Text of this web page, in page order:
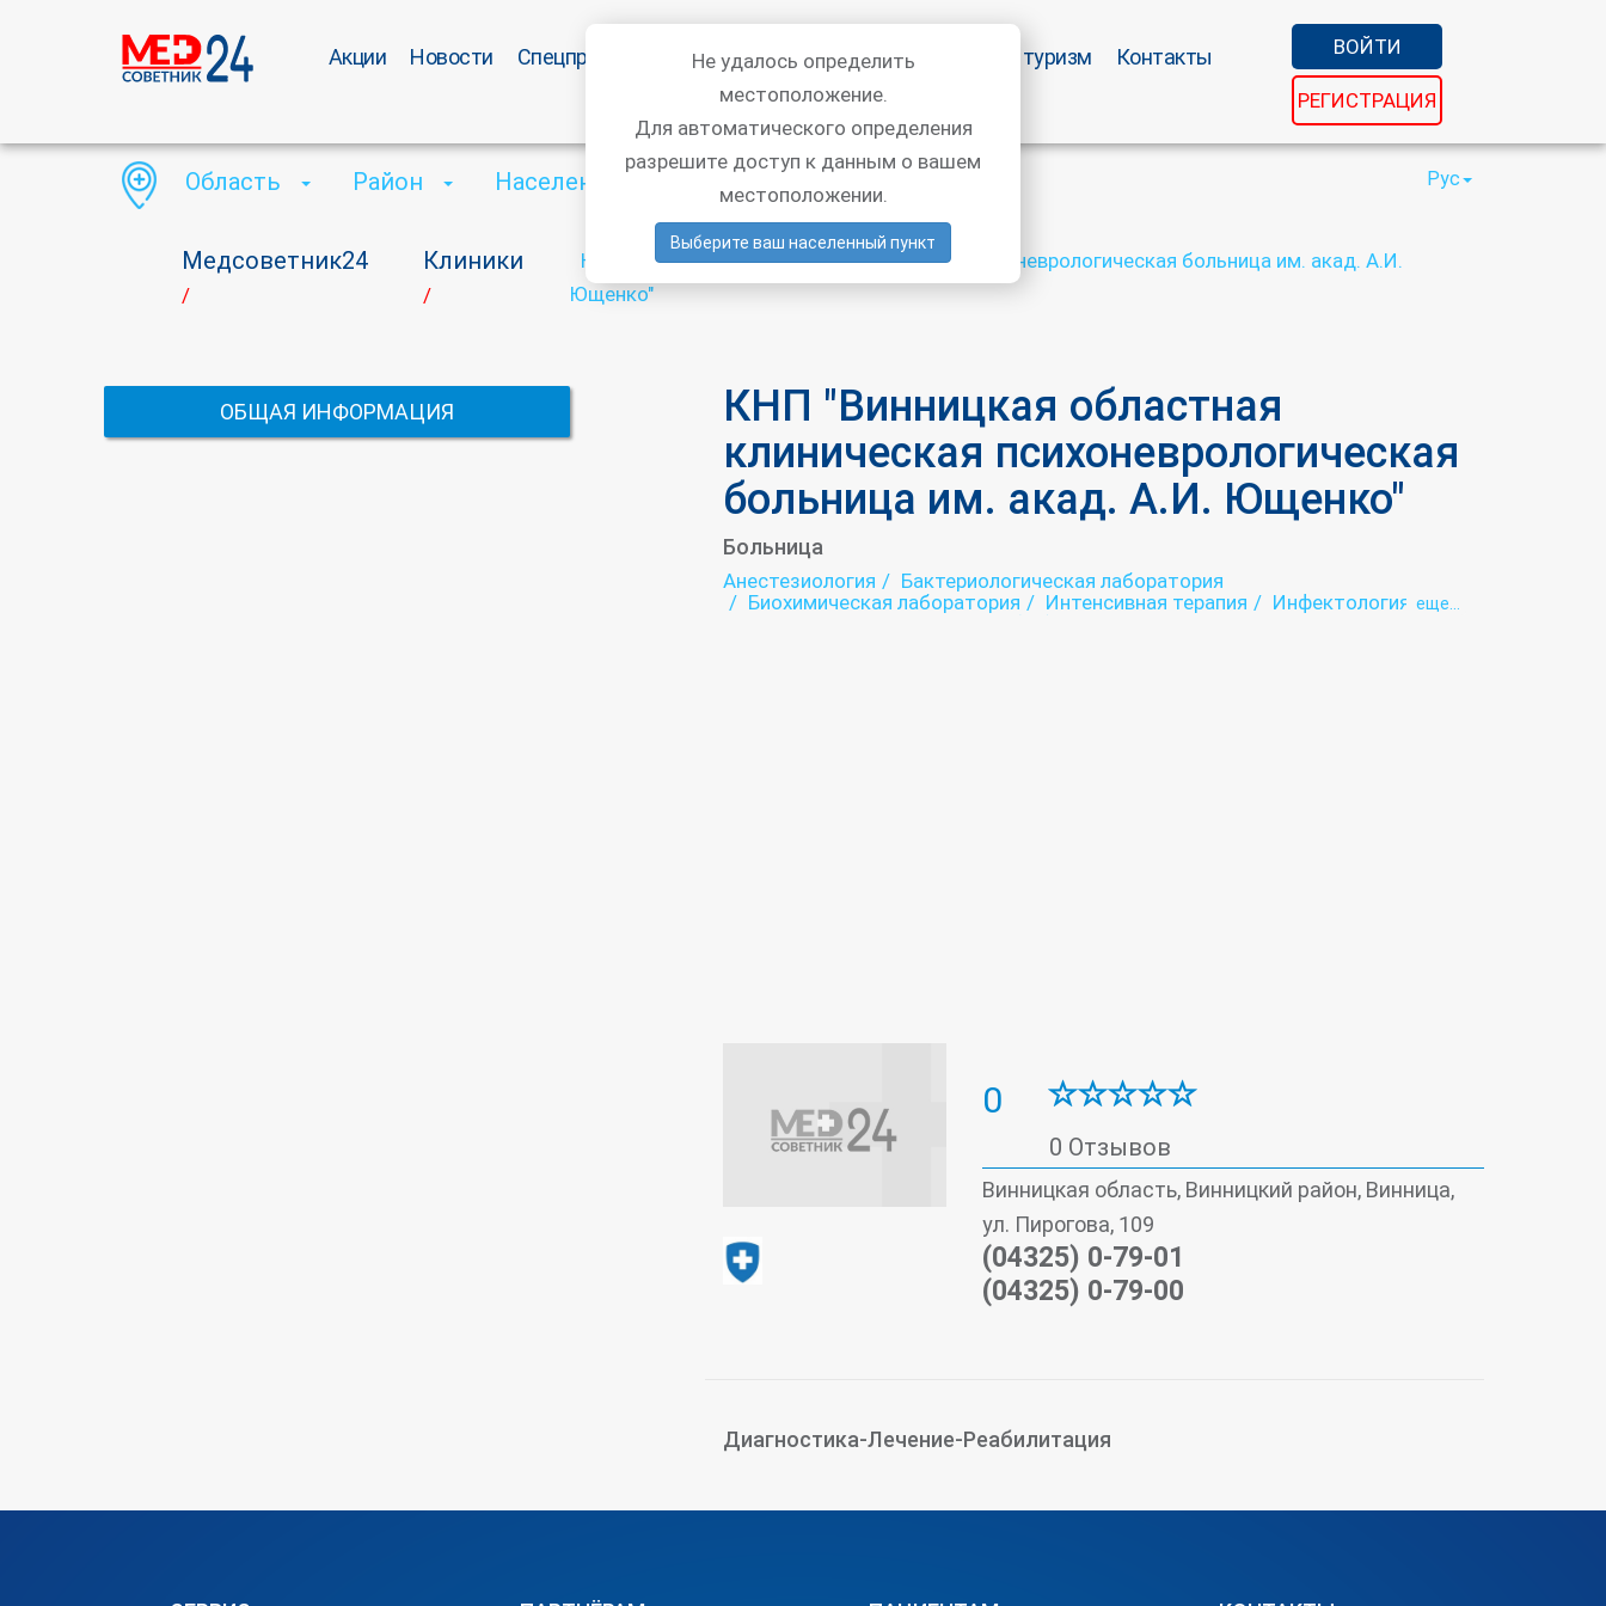
Акции Новости Спецпредложения Статьи врачей Медицинский туризм Контакты ВОЙТИ
РЕГИСТРАЦИЯ
Медсоветник24
/
Клиники
/
КНП "Винницкая областная клиническая психоневрологическая больница им. акад. А.И.
Ющенко"
Область Район Населенный пункт Рус
ОБЩАЯ ИНФОРМАЦИЯ
КНП "Винницкая областная
клиническая психоневрологическая
больница им. акад. А.И. Ющенко"
Больница
Анестезиология
Бактериологическая лаборатория
Биохимическая лаборатория
Интенсивная терапия
Инфектология eще...
0
0 Отзывов
Винницкая область, Винницкий район, Винница,
ул. Пирогова, 109
(04325) 0-79-01
(04325) 0-79-00
Диагностика-Лечение-Реабилитация
Не удалось определить
местоположение.
Для автоматического определения
разрешите доступ к данным о вашем
местоположении.
Выберите ваш населенный пункт